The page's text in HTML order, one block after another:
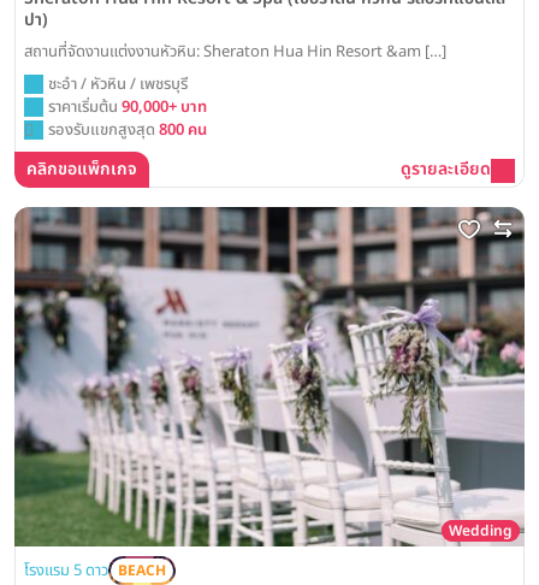
ปา)
สถานที่จัดงานแต่งงานหัวหิน: Sheraton Hua Hin Resort &am […]
ชะอำ / หัวหิน / เพชรบุรี
ราคาเริ่มต้น 90,000+ บาท
รองรับแขกสูงสุด 800 คน
คลิกขอแพ็กเกจ ดูรายละเอียด
Wedding
โรงแรม 5 ดาว BEACH